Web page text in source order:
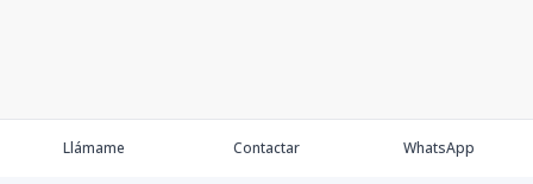
Llámame Contactar WhatsApp